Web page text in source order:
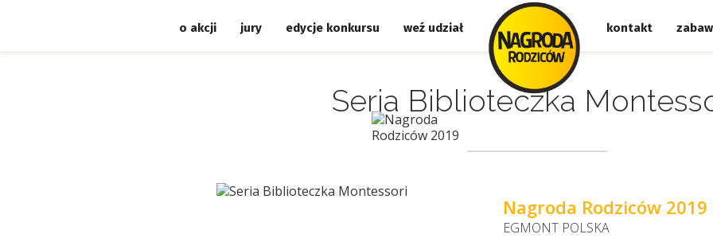
weź udział
edycje konkursu
jury
o akcji kontakt
Seria Biblioteczka
Nagroda Rodziców 2019
EGMONT POLSKA